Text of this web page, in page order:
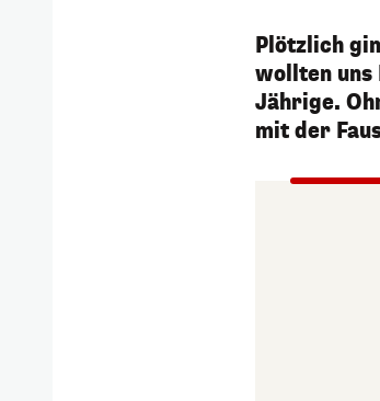
Plötzlich
wollten uns
Jährige.
mit der